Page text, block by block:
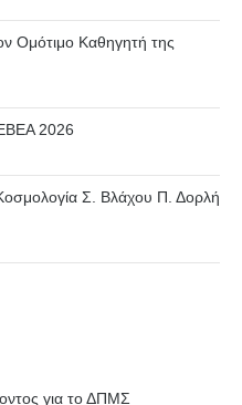
Ομότιμο Καθηγητή της
2026
Σ. Βλάχου Π. Δορλή
για το ΔΠΜΣ